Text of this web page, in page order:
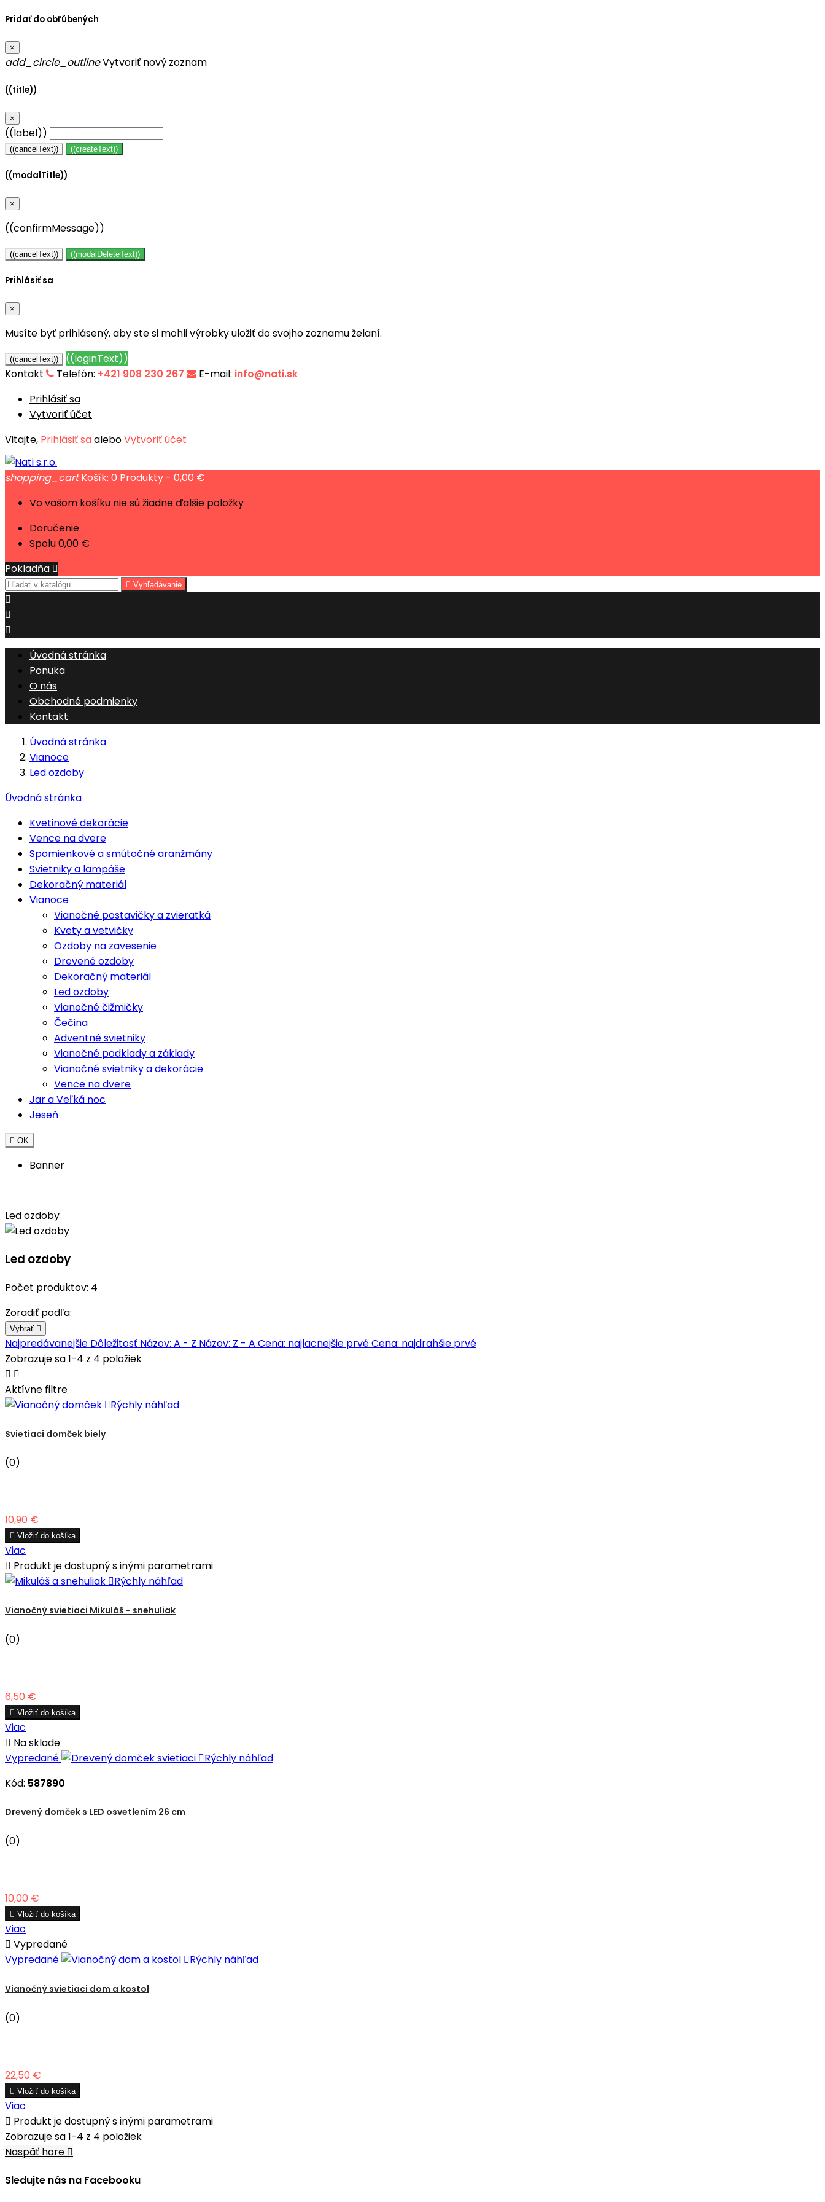
Pridať do obľúbených
×
add_circle_outlineVytvoriť nový zoznam
((title))
×
((label))
((cancelText)) ((createText))
((modalTitle))
×
((confirmMessage))
((cancelText)) ((modalDeleteText))
Prihlásiť sa
×
Musíte byť prihlásený, aby ste si mohli výrobky uložiť do svojho zoznamu želaní.
((cancelText))
((loginText))
Kontakt
Telefón: +421 908 230 267 E-mail: info@nati.sk
Prihlásiť sa
Vytvoriť účet
Vitajte, Prihlásiť saaleboVytvoriť účet
shopping_cart Košík: 0 Produkty - 0,00 €
Vo vašom košíku nie sú žiadne ďalšie položky
Doručenie
Spolu0,00 €
Pokladňa 
 Vyhľadávanie



Úvodná stránka
Ponuka
O nás
Obchodné podmienky
Kontakt
Úvodná stránka
Vianoce
Led ozdoby
Úvodná stránka
Kvetinové dekorácie
Vence na dvere
Spomienkové a smútočné aranžmány
Svietniky a lampáše
Dekoračný materiál
Vianoce
Vianočné postavičky a zvieratká
Kvety a vetvičky
Ozdoby na zavesenie
Drevené ozdoby
Dekoračný materiál
Led ozdoby
Vianočné čižmičky
Čečina
Adventné svietniky
Vianočné podklady a základy
Vianočné svietniky a dekorácie
Vence na dvere
Jar a Veľká noc
Jeseň
 OK
Banner
Led ozdoby
Led ozdoby
Počet produktov: 4
Zoradiť podľa:
Vybrať 
Najpredávanejšie Dôležitosť Názov: A - Z Názov: Z - A Cena: najlacnejšie prvéCena: najdrahšie prvé
Zobrazuje sa 1-4 z 4 položiek
 
Aktívne filtre
Rýchly náhľad
Svietiaci domček biely
(0)
Cena
10,90 €
 Vložiť do košíka
Viac
 Produkt je dostupný s inými parametrami
Rýchly náhľad
Vianočný svietiaci Mikuláš - snehuliak
(0)
Cena
6,50 €
 Vložiť do košíka
Viac
 Na sklade
Vypredané
Rýchly náhľad
Kód: 587890
Drevený domček s LED osvetlením 26 cm
(0)
Cena
10,00 €
 Vložiť do košíka
Viac
 Vypredané
Vypredané
Rýchly náhľad
Vianočný svietiaci dom a kostol
(0)
Cena
22,50 €
 Vložiť do košíka
Viac
 Produkt je dostupný s inými parametrami
Zobrazuje sa 1-4 z 4 položiek
Naspäť hore 
Sledujte nás na Facebooku